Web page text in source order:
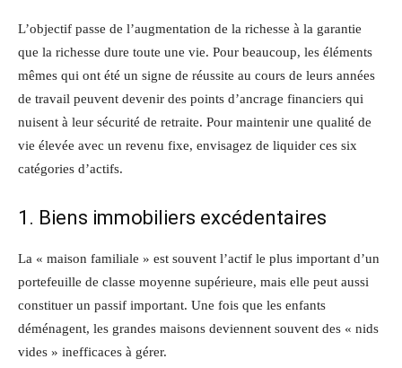
L’objectif passe de l’augmentation de la richesse à la garantie
que la richesse dure toute une vie. Pour beaucoup, les éléments
mêmes qui ont été un signe de réussite au cours de leurs années
de travail peuvent devenir des points d’ancrage financiers qui
nuisent à leur sécurité de retraite. Pour maintenir une qualité de
vie élevée avec un revenu fixe, envisagez de liquider ces six
catégories d’actifs.
1. Biens immobiliers excédentaires
La « maison familiale » est souvent l’actif le plus important d’un
portefeuille de classe moyenne supérieure, mais elle peut aussi
constituer un passif important. Une fois que les enfants
déménagent, les grandes maisons deviennent souvent des « nids
vides » inefficaces à gérer.